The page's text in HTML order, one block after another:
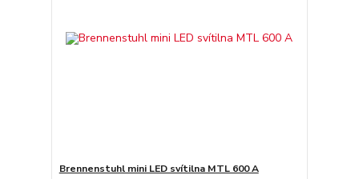
Brennenstuhl mini LED svítilna MTL 600 A